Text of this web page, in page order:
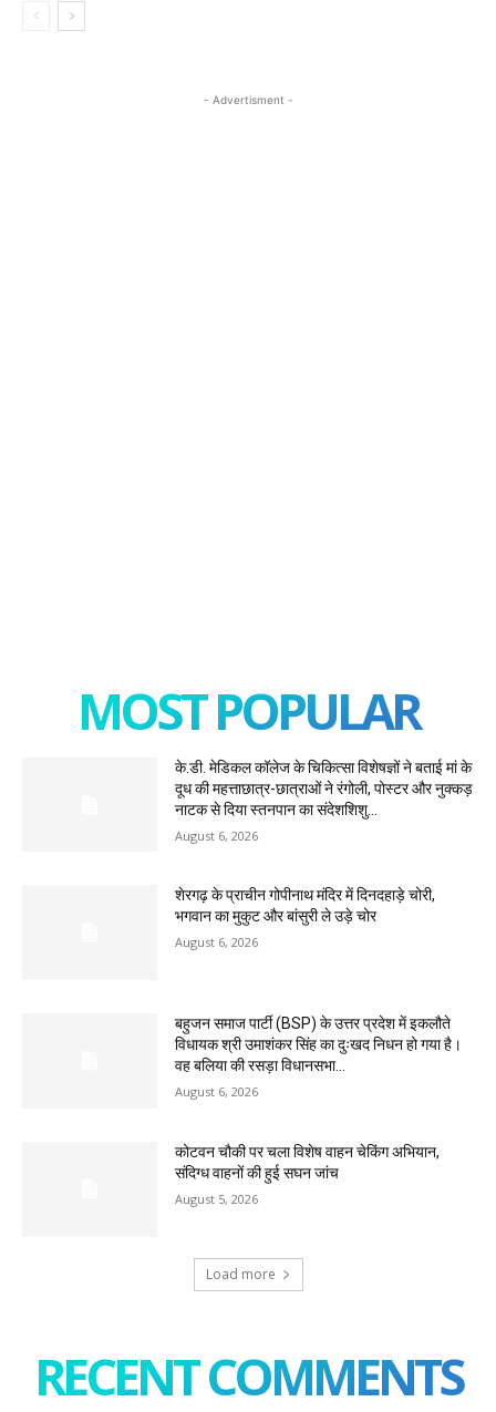
- Advertisment -
MOST POPULAR
के.डी. मेडिकल कॉलेज के चिकित्सा विशेषज्ञों ने बताई मां के
दूध की महत्ताछात्र-छात्राओं ने रंगोली, पोस्टर और नुक्कड़
नाटक से दिया स्तनपान का संदेशशिशु...
August 6, 2026
शेरगढ़ के प्राचीन गोपीनाथ मंदिर में दिनदहाड़े चोरी,
भगवान का मुकुट और बांसुरी ले उड़े चोर
August 6, 2026
बहुजन समाज पार्टी (BSP) के उत्तर प्रदेश में इकलौते
विधायक श्री उमाशंकर सिंह का दुःखद निधन हो गया है।
वह बलिया की रसड़ा विधानसभा...
August 6, 2026
कोटवन चौकी पर चला विशेष वाहन चेकिंग अभियान,
संदिग्ध वाहनों की हुई सघन जांच
August 5, 2026
Load more
RECENT COMMENTS